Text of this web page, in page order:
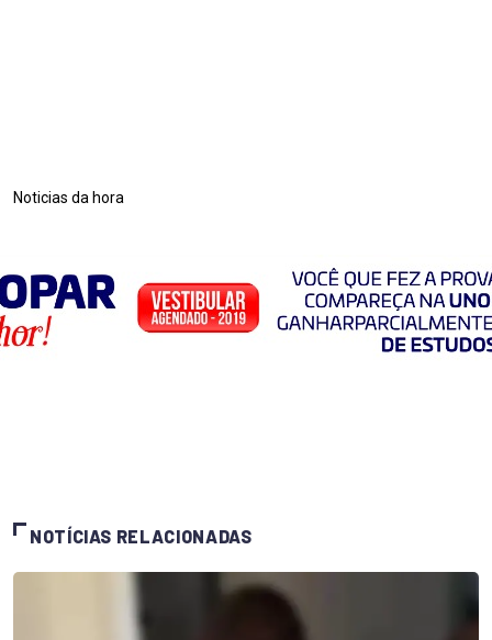
Noticias da hora
NOTÍCIAS RELACIONADAS